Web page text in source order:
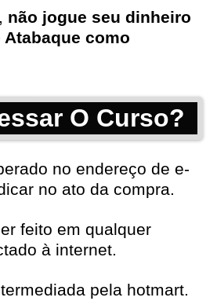
não jogue seu dinheiro
como
O Curso?
no endereço de e-
no ato da compra.
feito em qualquer
à internet.
pela hotmart.